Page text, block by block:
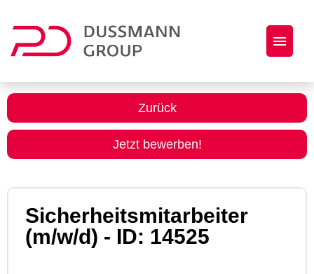
Jobs
Initiativbewerbung
Zurück
Jetzt bewerben!
Sicherheitsmitarbeiter
(m/w/d) - ID: 14525